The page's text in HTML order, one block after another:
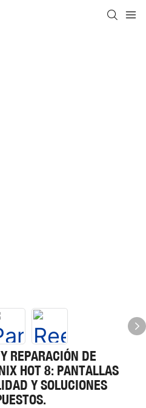
REPARACIÓN DE
HOT 8: PANTALLAS
Y SOLUCIONES